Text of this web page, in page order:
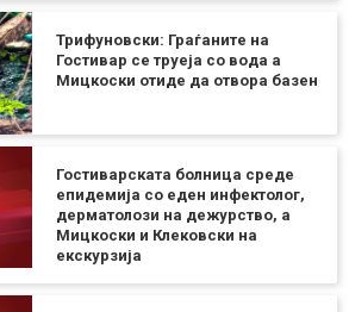
Трифуновски: Граѓаните на
Гостивар се труеја со вода а
Мицкоски отиде да отвора базен
Гостиварската болница среде
епидемија со еден инфектолог,
дерматолози на дежурство, а
Мицкоски и Клековски на
екскурзија